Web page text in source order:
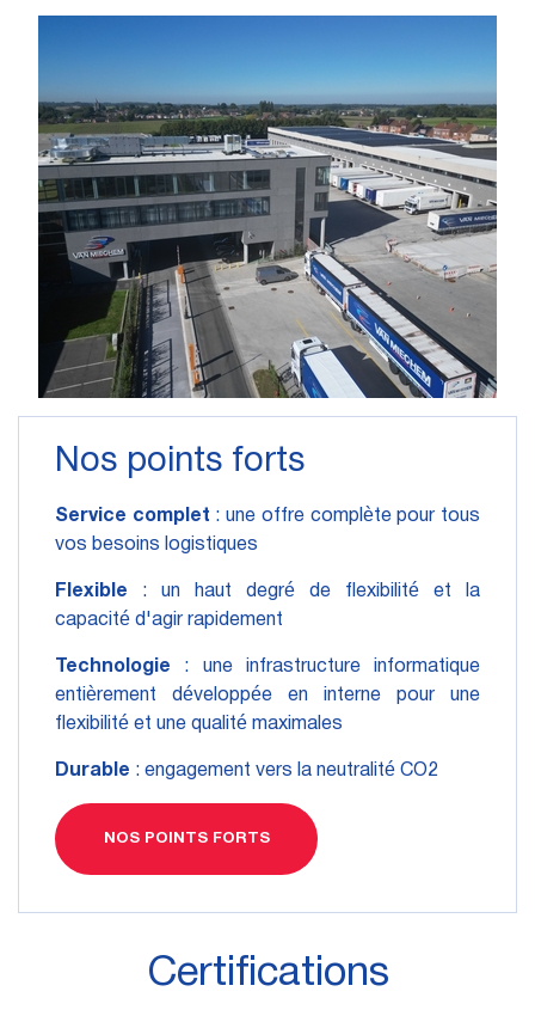
Nos points forts
Service complet : une offre complète pour tous
vos besoins logistiques
Flexible : un haut degré de flexibilité et la
capacité d'agir rapidement
Technologie : une infrastructure informatique
entièrement développée en interne pour une
flexibilité et une qualité maximales
Durable : engagement vers la neutralité CO2
NOS POINTS FORTS
Certifications